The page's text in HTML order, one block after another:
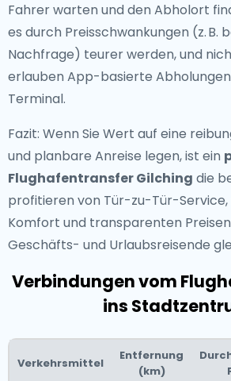
Fahrer warten und den Abholort
es durch Preisschwankungen (z. B.
Nachfrage) teurer werden, und
erlauben App-basierte
Terminal.
Fazit: Wenn Sie Wert auf eine
und planbare Anreise legen, ist ein
Flughafentransfer Gilching die
profitieren von Tür-zu-Tür-
Komfort und transparenten
Geschäfts- und Urlaubsreisende
Verbindungen vom
ins
Verkehrsmittel
Entfernung
(km)